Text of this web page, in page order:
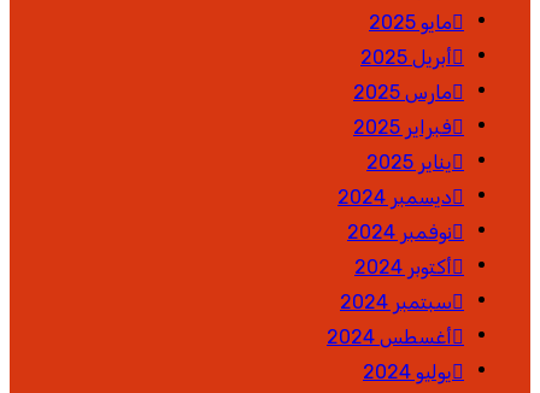
مايو 2025
أبريل 2025
مارس 2025
فبراير 2025
يناير 2025
ديسمبر 2024
نوفمبر 2024
أكتوبر 2024
سبتمبر 2024
أغسطس 2024
يوليو 2024